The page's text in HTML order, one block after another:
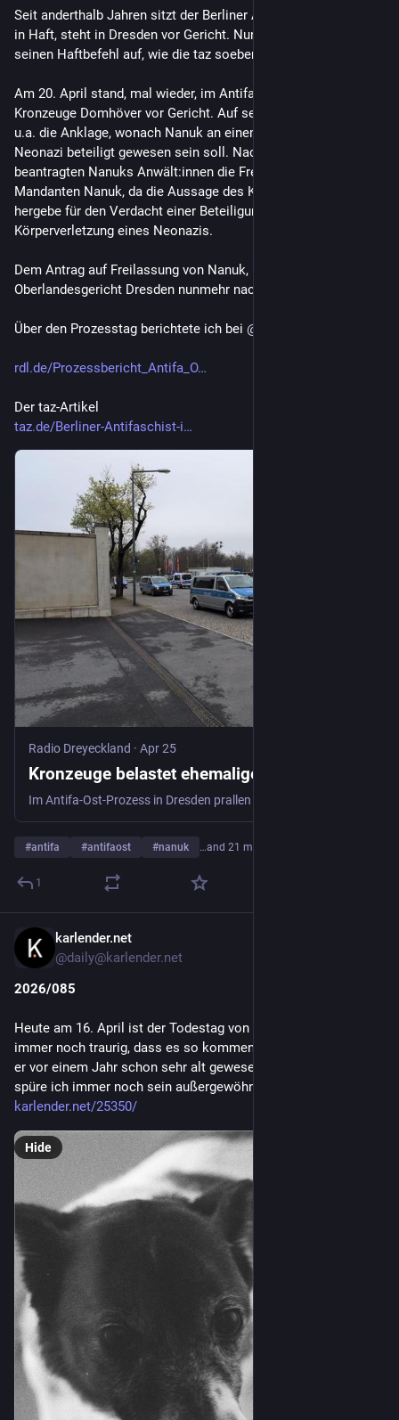
Seit anderthalb Jahren sitzt der Berliner Antifaschist „Nanuk“
in Haft, steht in Dresden vor Gericht. Nun hob der Senat
seinen Haftbefehl auf, wie die taz soeben berichtet.
Am 20. April stand, mal wieder, im Antifa-Ost-Prozess der
Kronzeuge Domhöver vor Gericht. Auf seiner Aussage fußte
u.a. die Anklage, wonach Nanuk an einem Angriff auf einen
Neonazi beteiligt gewesen sein soll. Nach dessen Aussage
beantragten Nanuks Anwält:innen die Freilassung ihres
Mandanten Nanuk, da die Aussage des Kronzeugen nichts
hergebe für den Verdacht einer Beteiligung an einer
Körperverletzung eines Neonazis.
Dem Antrag auf Freilassung von Nanuk, kam das
Oberlandesgericht Dresden nunmehr nach.
Über den Prozesstag berichtete ich bei @
rdl.de/Prozessbericht_Antifa_O
Der taz-Artikel
taz.de/Berliner-Antifaschist-i
Radio Dreyeckland · Apr 25
Kronzeuge belastet ehemalige Gefährt:innen
#antifa #antifaost #nanuk …and 21 more
1
karlender.net
@daily@karlender.net
2026/085
Heute am 16. April ist der Todestag von Nanuk. Wir sind
immer noch traurig, dass es so kommen musste, auch wenn
er vor einem Jahr schon sehr alt gewesen ist. Manchmal
spüre ich immer noch sein außergewöhnlich weiches Fell. […]
karlender.net/25350/
Hide